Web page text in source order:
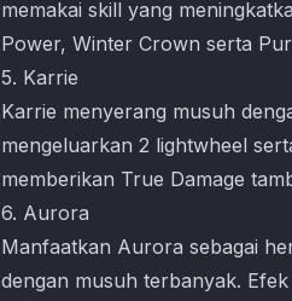
memakai skill yang
Power, Winter Crown serta
5. Karrie
Karrie menyerang musuh
mengeluarkan 2 lightwheel
memberikan True Damage
6. Aurora
Manfaatkan Aurora sebagai
dengan musuh terbanyak.